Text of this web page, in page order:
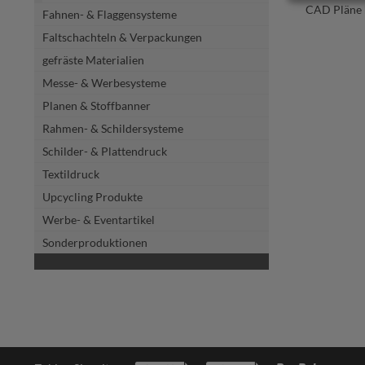
Fahnen- & Flaggensysteme
Faltschachteln & Verpackungen
gefräste Materialien
Messe- & Werbesysteme
Planen & Stoffbanner
Rahmen- & Schildersysteme
Schilder- & Plattendruck
Textildruck
Upcycling Produkte
Werbe- & Eventartikel
Sonderproduktionen
CAD Pläne